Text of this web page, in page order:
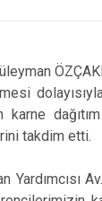
takdim etti.
Av.